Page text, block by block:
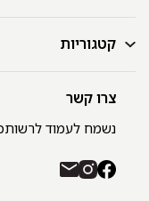
דף הבית
GIFT CARD
רשימת חנויות
משלוחים והחזרות
קטגוריות
מצעים
מגבות
כיסויי מיטה
צרו קשר
נשמח לעמוד